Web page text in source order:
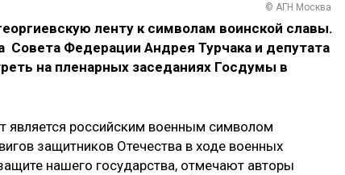
© АГН Москва
ленту к символам воинской славы.
Совета Федерации Андрея Турчака и депутата
на пленарных заседаниях Госдумы в
является российским военным символом
защитников Отечества в ходе военных
нашего государства, отмечают авторы